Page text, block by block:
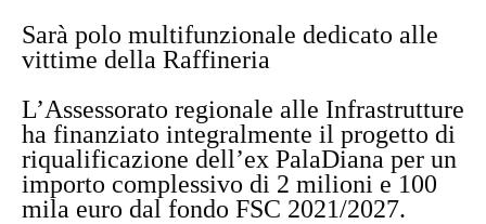
Sarà polo multifunzionale dedicato alle
vittime della Raffineria
L’Assessorato regionale alle Infrastrutture
ha finanziato integralmente il progetto di
riqualificazione dell’ex PalaDiana per un
importo complessivo di 2 milioni e 100
mila euro dal fondo FSC 2021/2027.